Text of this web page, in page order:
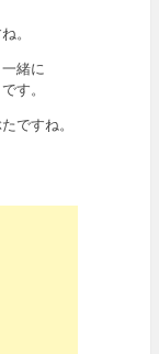
。
緒に
す。
ですね。